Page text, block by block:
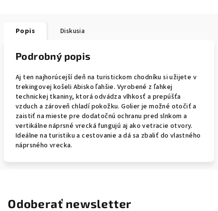
Popis Diskusia
Podrobný popis
Aj ten najhorúcejší deň na turistickom chodníku si užijete v
trekingovej košeli Abisko ľahšie. Vyrobené z ľahkej
technickej tkaniny, ktorá odvádza vlhkosť a prepúšťa
vzduch a zároveň chladí pokožku. Golier je možné otočiť a
zaistiť na mieste pre dodatočnú ochranu pred slnkom a
vertikálne náprsné vrecká fungujú aj ako vetracie otvory.
Ideálne na turistiku a cestovanie a dá sa zbaliť do vlastného
náprsného vrecka.
Odoberať newsletter